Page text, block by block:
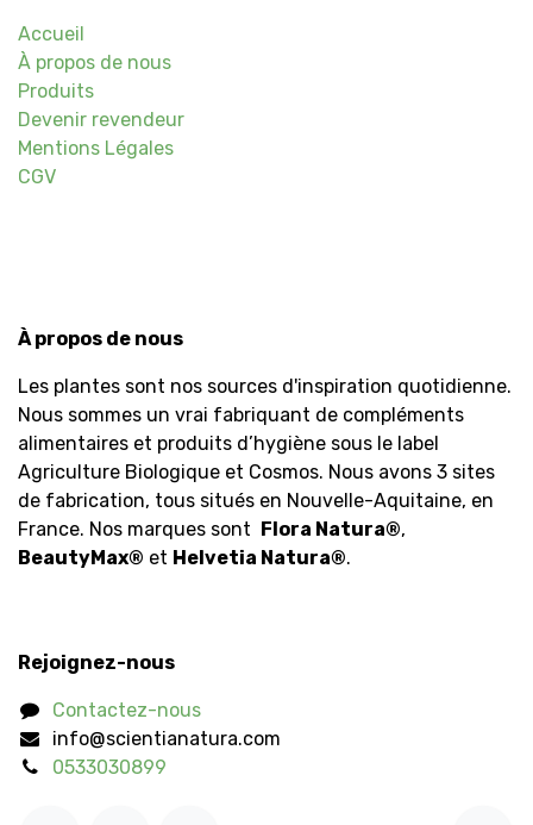
Accueil
À propos de nous
Produits
Devenir revendeur
Mentions Légales
CGV
À propos de nous
Les plantes sont nos sources d'inspiration quotidienne.
Nous sommes un vrai fabriquant de compléments
alimentaires et produits d’hygiène sous le label
Agriculture Biologique et Cosmos. Nous avons 3 sites
de fabrication, tous situés en Nouvelle-Aquitaine, en
France. Nos marques sont
Flora Natura®,
BeautyMax® et Helvetia Natura®.
Rejoignez-nous
Contactez-nous
info@scientianatura.com
0533030899